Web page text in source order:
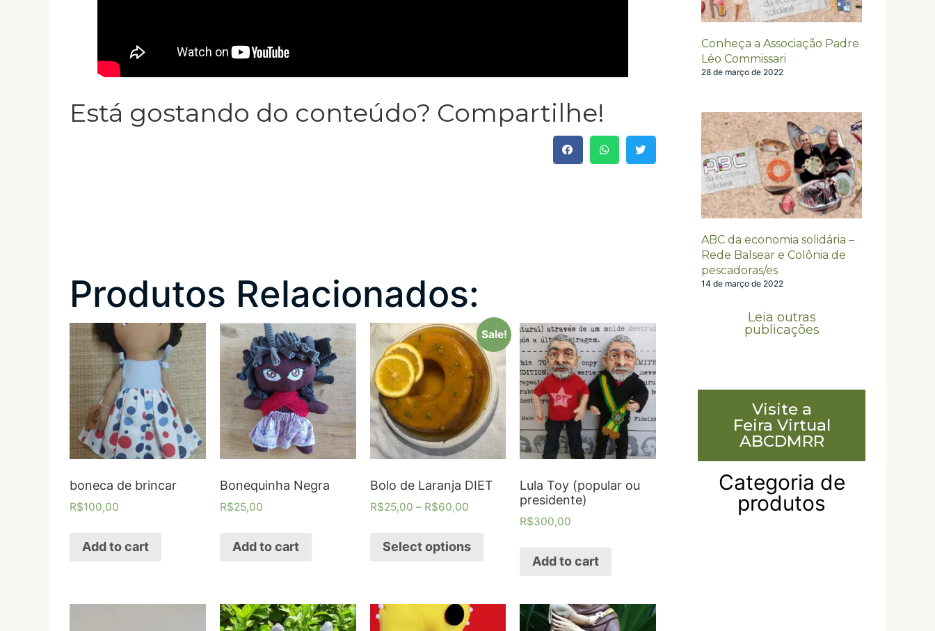
Está gostando do conteúdo? Compartilhe!
Produtos Relacionados:
boneca de brincar
R$100,00
Add to cart
Bonequinha Negra
R$25,00
Add to cart
Sale!
Bolo de Laranja DIET
R$25,00 – R$60,00
Select options
Lula Toy (popular ou
presidente)
R$300,00
Add to cart
Conheça a Associação Padre
Léo Commissari
28 de março de 2022
ABC da economia solidária –
Rede Balsear e Colônia de
pescadoras/es
14 de março de 2022
Leia outras
publicações
Visite a
Feira Virtual
ABCDMRR
Categoria de
produtos